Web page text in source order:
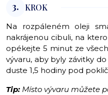
3. KROK
Na rozpáleném oleji
nakrájenou cibuli, na
opékejte 5 minut ze
vývaru, aby byly závitky
duste 1,5 hodiny pod
Tip: Místo vývaru můžete